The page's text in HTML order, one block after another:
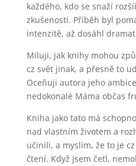
každého, kdo se snaží
zkušenosti. Příběh byl
intenzitě, až dosáhl
Miluji, jak knihy mohou
cz svět jinak, a přesně to
Oceňuji autora jeho
nedokonalé Máma občas
Kniha jako tato má
nad vlastním životem a
učinili, a myslím, že to je
čtení. Když jsem četl,